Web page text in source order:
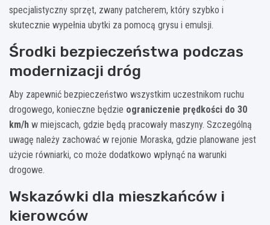
specjalistyczny sprzęt, zwany patcherem, który szybko i
skutecznie wypełnia ubytki za pomocą grysu i emulsji.
Środki bezpieczeństwa podczas
modernizacji dróg
Aby zapewnić bezpieczeństwo wszystkim uczestnikom ruchu
drogowego, konieczne będzie ograniczenie prędkości do 30
km/h w miejscach, gdzie będą pracowały maszyny. Szczególną
uwagę należy zachować w rejonie Moraska, gdzie planowane jest
użycie równiarki, co może dodatkowo wpłynąć na warunki
drogowe.
Wskazówki dla mieszkańców i
kierowców